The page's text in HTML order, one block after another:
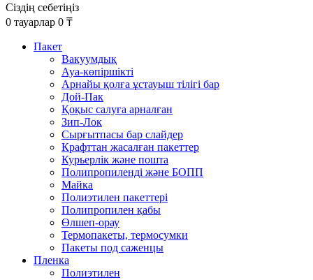
Сіздің себетіңіз
0 тауарлар 0 ₸
Пакет
Вакуумдық
Ауа-көпіршікті
Арнайы қолға ұстауыш тілігі бар
Дой-Пак
Қоқыс салуға арналған
Зип-Лок
Сырғытпасы бар слайдер
Крафттан жасалған пакеттер
Курьерлік және пошта
Полипропиленді және БОПП
Майка
Полиэтилен пакеттері
Полипропилен қабы
Өлшеп-орау
Термопакеты, термосумки
Пакеты под саженцы
Пленка
Полиэтилен